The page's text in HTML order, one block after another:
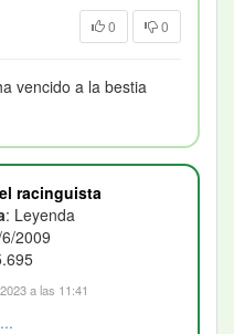
0 0
vencido a la bestia
racinguista
: Leyenda
2009
a las 11:41